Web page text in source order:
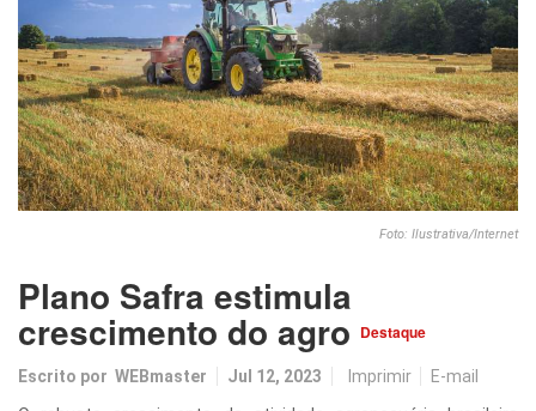
Foto: Ilustrativa/Internet
Plano Safra estimula
crescimento do agro Destaque
Escrito por WEBmaster Jul 12, 2023 Imprimir
E-mail